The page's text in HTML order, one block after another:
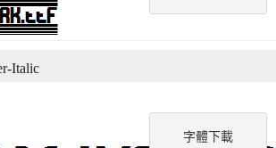
字體下載
Italic